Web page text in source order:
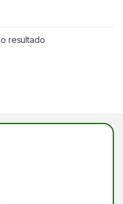
desde S/69.00
Las opciones se
resultado